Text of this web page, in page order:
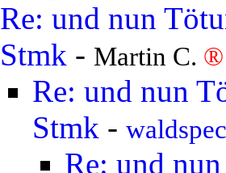
Re: und nun
Stmk - Martin C. ®
Re: und nun
Stmk -
Re: und